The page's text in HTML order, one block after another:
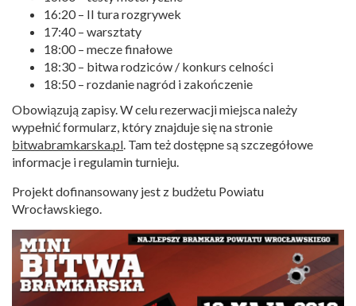
16:20 – II tura rozgrywek
17:40 – warsztaty
18:00 – mecze finałowe
18:30 – bitwa rodziców / konkurs celności
18:50 – rozdanie nagród i zakończenie
Obowiązują zapisy. W celu rezerwacji miejsca należy
wypełnić formularz, który znajduje się na stronie
bitwabramkarska.pl. Tam też dostępne są szczegółowe
informacje i regulamin turnieju.
Projekt dofinansowany jest z budżetu Powiatu
Wrocławskiego.